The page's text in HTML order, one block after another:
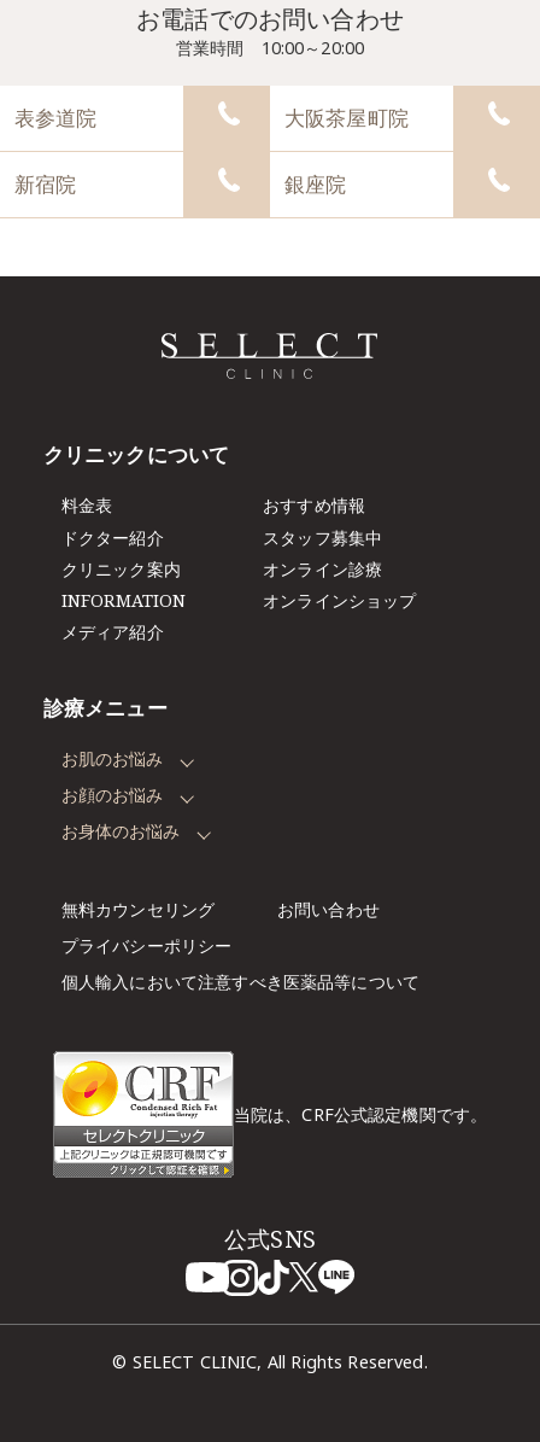
お電話でのお問い合わせ
営業時間 10:00～20:00
表参道院 大阪茶屋町院
新宿院 銀座院
クリニックについて
料金表
ドクター紹介
クリニック案内
INFORMATION
メディア紹介
おすすめ情報
スタッフ募集中
オンライン診療
オンラインショップ
診療メニュー
お肌のお悩み
お顔のお悩み
お身体のお悩み
無料カウンセリング
お問い合わせ
プライバシーポリシー
個人輸入において注意すべき 医薬品等について
当院は、CRF公式認定機関です。
公式SNS
© SELECT CLINIC, All Rights Reserved.